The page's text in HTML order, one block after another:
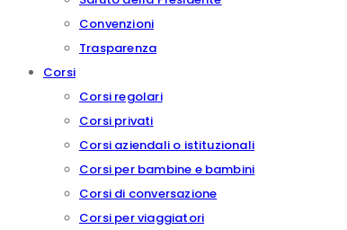
Convenzioni
Trasparenza
Corsi
Corsi regolari
Corsi privati
Corsi aziendali o istituzionali
Corsi per bambine e bambini
Corsi di conversazione
Corsi per viaggiatori